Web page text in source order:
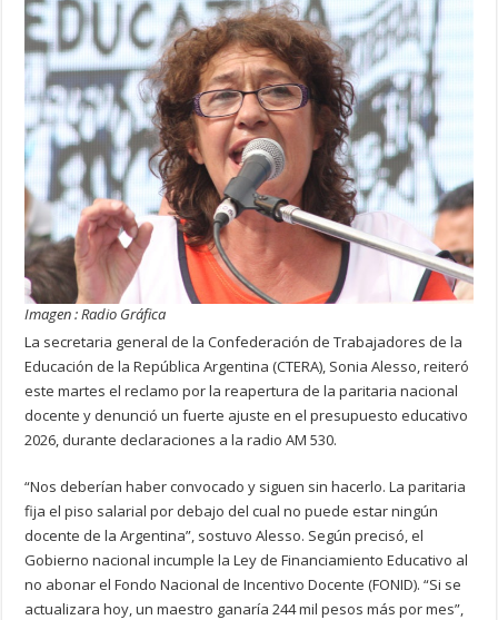
Imagen : Radio Gráfica
La secretaria general de la Confederación de Trabajadores de la
Educación de la República Argentina (CTERA), Sonia Alesso, reiteró
este martes el reclamo por la reapertura de la paritaria nacional
docente y denunció un fuerte ajuste en el presupuesto educativo
2026, durante declaraciones a la radio AM 530.
“Nos deberían haber convocado y siguen sin hacerlo. La paritaria
fija el piso salarial por debajo del cual no puede estar ningún
docente de la Argentina”, sostuvo Alesso. Según precisó, el
Gobierno nacional incumple la Ley de Financiamiento Educativo al
no abonar el Fondo Nacional de Incentivo Docente (FONID). “Si se
actualizara hoy, un maestro ganaría 244 mil pesos más por mes”,